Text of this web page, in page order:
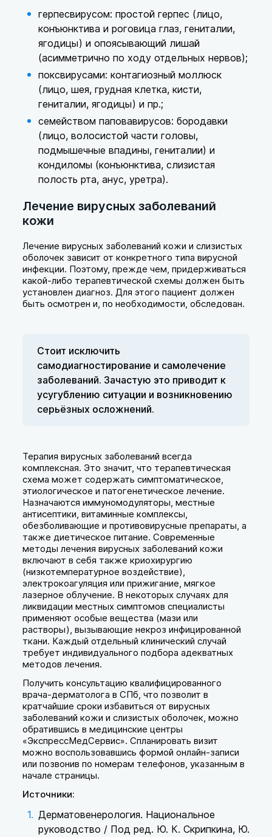
герпесвирусом: простой герпес (лицо,
конъюнктива и роговица глаз, гениталии,
ягодицы) и опоясывающий лишай
(асимметрично по ходу отдельных нервов);
поксвирусами: контагиозный моллюск
(лицо, шея, грудная клетка, кисти,
гениталии, ягодицы) и пр.;
семейством паповавирусов: бородавки
(лицо, волосистой части головы,
подмышечные впадины, гениталии) и
кондиломы (конъюнктива, слизистая
полость рта, анус, уретра).
Лечение вирусных заболеваний
кожи
Лечение вирусных заболеваний кожи и слизистых
оболочек зависит от конкретного типа вирусной
инфекции. Поэтому, прежде чем, придерживаться
какой-либо терапевтической схемы должен быть
установлен диагноз. Для этого пациент должен
быть осмотрен и, по необходимости, обследован.
Стоит исключить
самодиагностирование и самолечение
заболеваний. Зачастую это приводит к
усугублению ситуации и возникновению
серьёзных осложнений.
Терапия вирусных заболеваний всегда
комплексная. Это значит, что терапевтическая
схема может содержать симптоматическое,
этиологическое и патогенетическое лечение.
Назначаются иммуномодуляторы, местные
антисептики, витаминные комплексы,
обезболивающие и противовирусные препараты, а
также диетическое питание. Современные
методы лечения вирусных заболеваний кожи
включают в себя также криохирургию
(низкотемпературное воздействие),
электрокоагуляция или прижигание, мягкое
лазерное облучение. В некоторых случаях для
ликвидации местных симптомов специалисты
применяют особые вещества (мази или
растворы), вызывающие некроз инфицированной
ткани. Каждый отдельный клинический случай
требует индивидуального подбора адекватных
методов лечения.
Получить консультацию квалифицированного
врача-дерматолога в СПб, что позволит в
кратчайшие сроки избавиться от вирусных
заболеваний кожи и слизистых оболочек, можно
обратившись в медицинские центры
«ЭкспрессМедСервис». Спланировать визит
можно воспользовавшись формой онлайн-записи
или позвонив по номерам телефонов, указанным в
начале страницы.
Источники:
Дерматовенерология. Национальное
руководство / Под ред. Ю. К. Скрипкина, Ю.